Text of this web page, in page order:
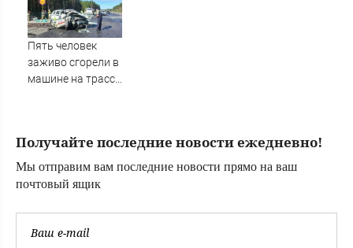
центров за
кибермошенничество
Пять человек
заживо сгорели в
машине на трассе
Получайте последние новости ежедневно!
Мы отправим вам последние новости прямо на ваш
почтовый ящик